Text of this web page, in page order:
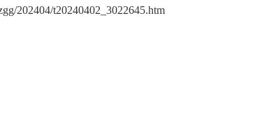
202404/t20240402_3022645.htm